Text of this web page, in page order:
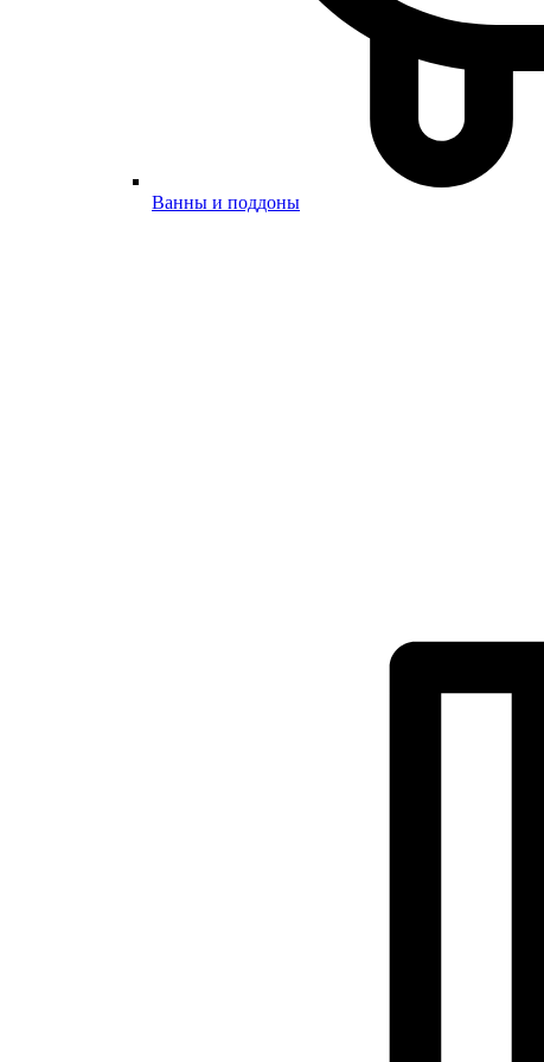
Ванны и поддоны